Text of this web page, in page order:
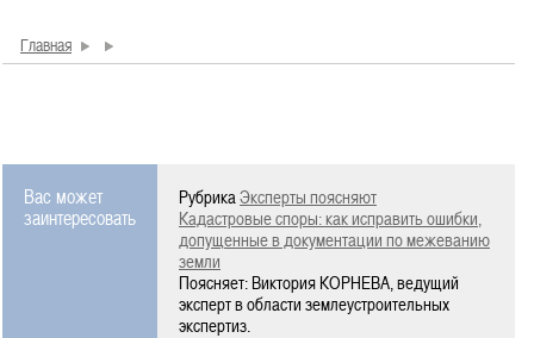
Главная
Вас может
заинтересовать
РубрикаЭксперты поясняют
Кадастровые споры: как исправить ошибки,
допущенные в документации по межеванию
земли
Поясняет: Виктория КОРНЕВА, ведущий
эксперт в области землеустроительных
экспертиз.